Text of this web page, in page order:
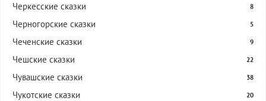
Черкесские сказки 8
Черногорские сказки 5
Чеченские сказки 9
Чешские сказки 22
Чувашские сказки 38
Чукотские сказки 20